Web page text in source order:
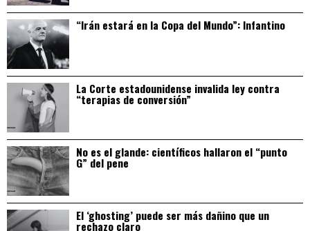
“Irán estará en la Copa del Mundo”: Infantino
La Corte estadounidense invalida ley contra
“terapias de conversión”
No es el glande: científicos hallaron el “punto
G” del pene
El ‘ghosting’ puede ser más dañino que un
rechazo claro